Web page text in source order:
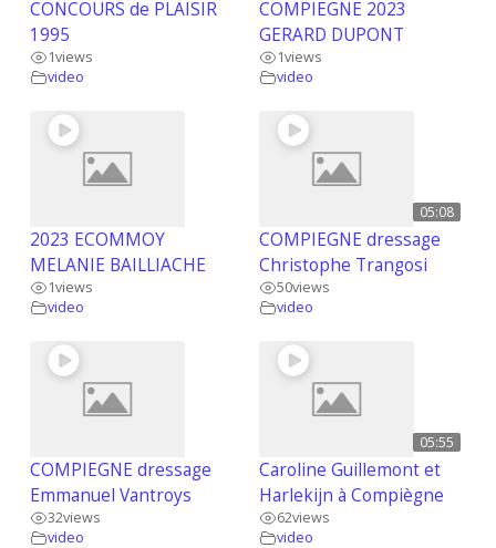
CONCOURS de PLAISIR
1995
1views
video
COMPIEGNE 2023
GERARD DUPONT
1views
video
2023 ECOMMOY
MELANIE BAILLIACHE
1views
video
05:08
COMPIEGNE dressage
Christophe Trangosi
50views
video
COMPIEGNE dressage
Emmanuel Vantroys
32views
video
05:55
Caroline Guillemont et
Harlekijn à Compiègne
62views
video